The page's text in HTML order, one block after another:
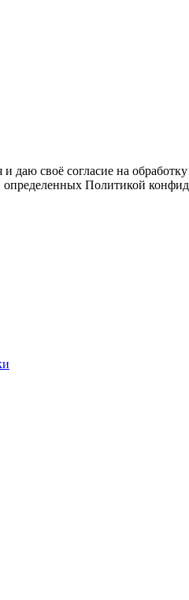
своё согласие на
Политикой